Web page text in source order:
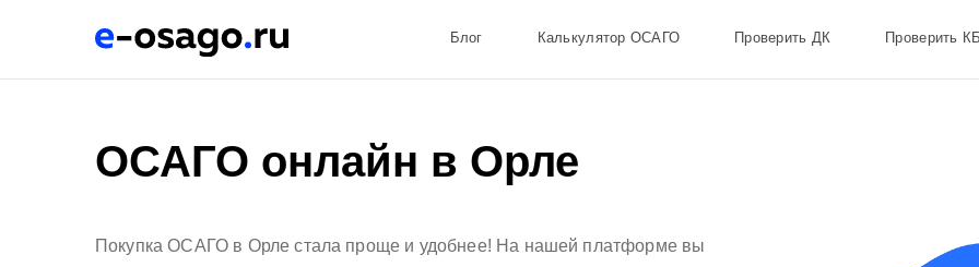
Блог Калькулятор ОСАГО Проверить ДК Проверить
ОСАГО онлайн в Орле
Покупка ОСАГО в Орле стала проще и удобнее! На нашей платформе вы